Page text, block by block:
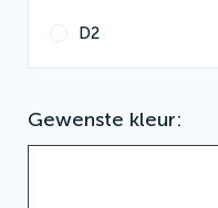
D2
Gewenste kleur